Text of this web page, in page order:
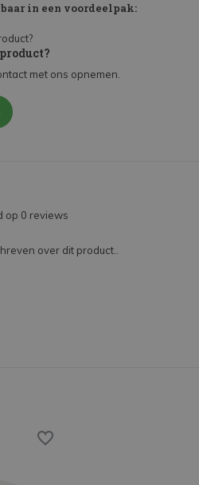
in een voordeelpak:
met ons opnemen.
op 0 reviews
over dit product..